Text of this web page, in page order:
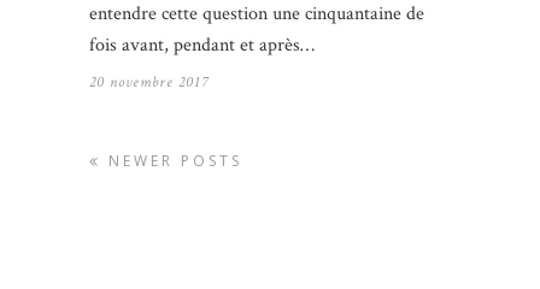
entendre cette question une cinquantaine de
fois avant, pendant et après…
20 novembre 2017
NEWER POSTS